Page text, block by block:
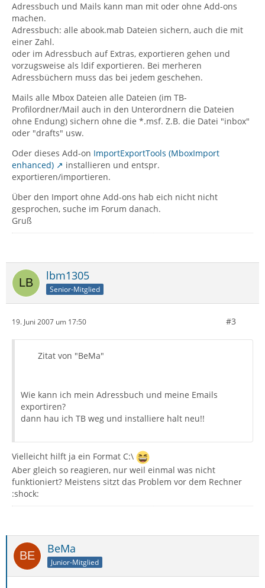
Adressbuch und Mails kann man mit oder ohne Add-ons
machen.
Adressbuch: alle abook.mab Dateien sichern, auch die mit
einer Zahl.
oder im Adressbuch auf Extras, exportieren gehen und
vorzugsweise als ldif exportieren. Bei merheren
Adressbüchern muss das bei jedem geschehen.
Mails alle Mbox Dateien alle Dateien (im TB-
Profilordner/Mail auch in den Unterordnern die Dateien
ohne Endung) sichern ohne die *.msf. Z.B. die Datei "inbox"
oder "drafts" usw.
Oder dieses Add-on ImportExportTools (MboxImport
enhanced)
installieren und entspr.
exportieren/importieren.
Über den Import ohne Add-ons hab eich nicht nicht
gesprochen, suche im Forum danach.
Gruß
lbm1305
Senior-Mitglied
19. Juni 2007 um 17:50 #3
Zitat von "BeMa"
Wie kann ich mein Adressbuch und meine Emails
exportiren?
dann hau ich TB weg und installiere halt neu!!
Vielleicht hilft ja ein Format C:\
Aber gleich so reagieren, nur weil einmal was nicht
funktioniert? Meistens sitzt das Problem vor dem Rechner
:shock:
BeMa
Junior-Mitglied